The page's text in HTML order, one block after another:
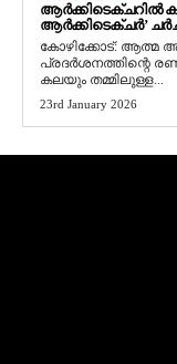
ആർക്കിടെക്ചറിൽ
ആർക്കിടെക്ചർ’
​കോഴിക്കോട്: ആത്മ
പ്രദർശനത്തിന്റെ
കലയും തമ്മിലുള്ള...
23rd January 2026